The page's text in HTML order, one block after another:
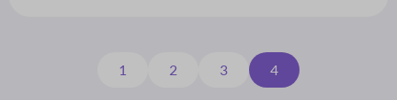
1 2 3 4